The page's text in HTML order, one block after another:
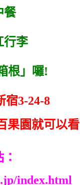
餐
行李
根」囉!
宿3-24-8
果園就可以看
index.html